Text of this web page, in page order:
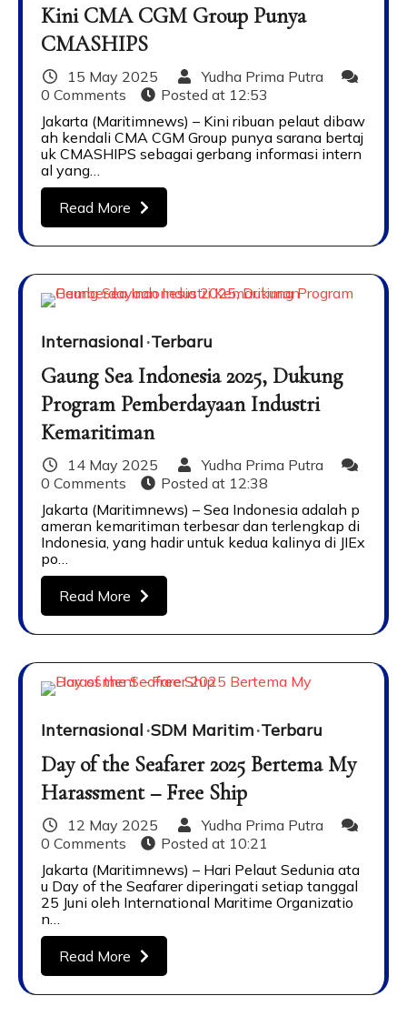
Kini CMA CGM Group Punya
CMASHIPS
15 May 2025
Yudha Prima Putra
0 Comments
Posted at 12:53
Jakarta (Maritimnews) – Kini ribuan pelaut dibaw
ah kendali CMA CGM Group punya sarana bertaj
uk CMASHIPS sebagai gerbang informasi intern
al yang…
Read More
Internasional Terbaru
Gaung Sea Indonesia 2025, Dukung
Program Pemberdayaan Industri
Kemaritiman
14 May 2025
Yudha Prima Putra
0 Comments
Posted at 12:38
Jakarta (Maritimnews) – Sea Indonesia adalah p
ameran kemaritiman terbesar dan terlengkap di
Indonesia, yang hadir untuk kedua kalinya di JIEx
po…
Read More
Internasional SDM Maritim Terbaru
Day of the Seafarer 2025 Bertema My
Harassment – Free Ship
12 May 2025
Yudha Prima Putra
0 Comments
Posted at 10:21
Jakarta (Maritimnews) – Hari Pelaut Sedunia ata
u Day of the Seafarer diperingati setiap tanggal
25 Juni oleh International Maritime Organizatio
n…
Read More